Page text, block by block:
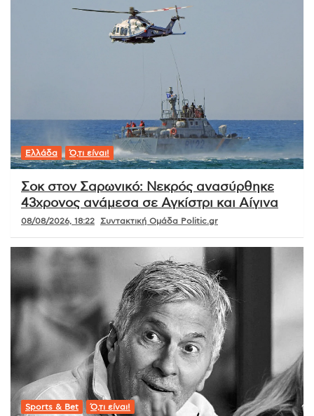
Ελλάδα Ό,τι είναι!
Σοκ στον Σαρωνικό: Νεκρός ανασύρθηκε
43χρονος ανάμεσα σε Αγκίστρι και Αίγινα
08/08/2026, 18:22 Συντακτική Ομάδα Politic.gr
Sports & Bet Ό,τι είναι!